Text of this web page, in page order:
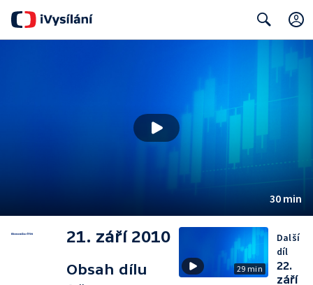
30 min
21. září 2010
Obsah dílu
29 min
Další
díl
22.
září